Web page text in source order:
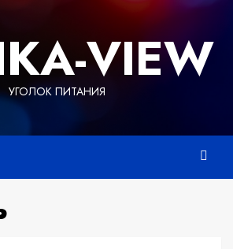
VIEW
УГОЛОК ПИТАНИЯ